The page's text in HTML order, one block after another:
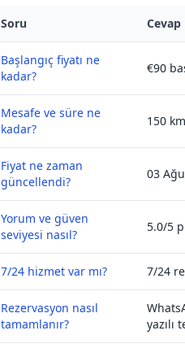
Soru Cevap
Başlangıç fiyatı ne
kadar?
€90
Mesafe ve süre ne
kadar?
150
Fiyat ne zaman
güncellendi?
03
Yorum ve güven
seviyesi nasıl?
5.0/5
7/24 hizmet var mı? 7/24
Rezervasyon nasıl
tamamlanır?
yazılı